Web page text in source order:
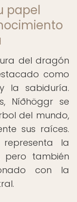
papel
del dragón
como
la sabiduría.
Níðhöggr se
del mundo,
sus raíces.
la
pero también
con la